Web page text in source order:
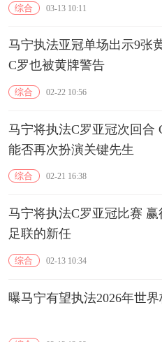
综合 03-13 10:11
马宁执法亚冠单场出示9张
C罗也被黄牌警告
综合 02-22 10:56
马宁将执法C罗亚冠次回合
能否再次扮演关键先生
综合 02-21 16:38
马宁将执法C罗亚冠比赛 赢
足联的新任
综合 02-13 10:34
曝马宁有望执法2026年世界